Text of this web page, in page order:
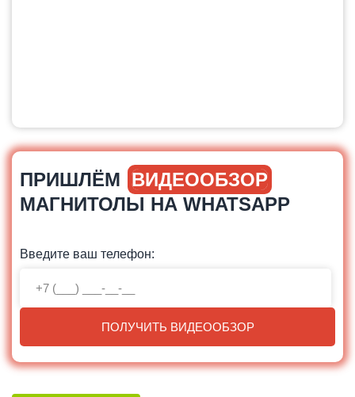
ПРИШЛЁМ ВИДЕООБЗОР
МАГНИТОЛЫ НА WHATSAPP
Введите ваш телефон:
ПОЛУЧИТЬ ВИДЕООБЗОР